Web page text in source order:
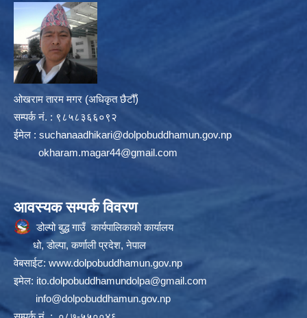
ओखराम तारम मगर (अधिकृत छैटौँ)
सम्पर्क न‌ं. : ९८५८३६६०९२
ईमेल : suchanaadhikari@dolpobuddhamun.gov.np
okharam.magar44@gmail.com
आवस्यक सम्पर्क विवरण
डोल्पो बुद्ध गाउँ कार्यपालिकाको कार्यालय
धो, डोल्पा, कर्णाली प्रदेश, नेपाल
वेबसाईट: www.dolpobuddhamun.gov.np
इमेल: ito.dolpobuddhamundolpa@gmail.com
info@dolpobuddhamun.gov.np